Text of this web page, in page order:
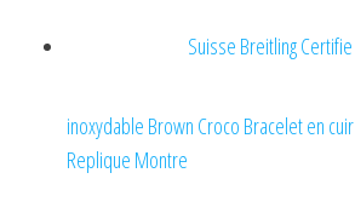
Suisse Breitling
inoxydable Brown Croco Bracelet en
Replique Montre